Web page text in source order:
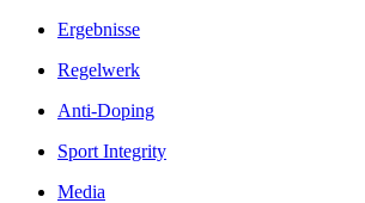
Ergebnisse
Regelwerk
Anti-Doping
Sport Integrity
Media